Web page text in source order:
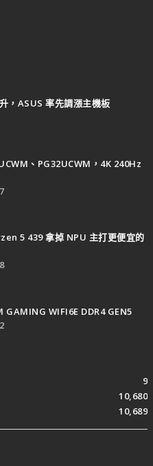
，ASUS 率先調漲主機板
、PG32UCWM，4K 240Hz
5 439 拿掉 NPU 主打更便宜的
GAMING WIFI6E DDR4 GEN5
9
10,680
10,689